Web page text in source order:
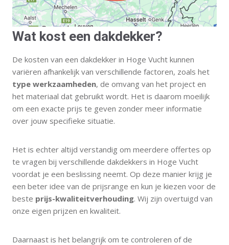
Wat kost een dakdekker?
De kosten van een dakdekker in Hoge Vucht kunnen
variëren afhankelijk van verschillende factoren, zoals het
type werkzaamheden, de omvang van het project en
het materiaal dat gebruikt wordt. Het is daarom moeilijk
om een exacte prijs te geven zonder meer informatie
over jouw specifieke situatie.
Het is echter altijd verstandig om meerdere offertes op
te vragen bij verschillende dakdekkers in Hoge Vucht
voordat je een beslissing neemt. Op deze manier krijg je
een beter idee van de prijsrange en kun je kiezen voor de
beste prijs-kwaliteitverhouding. Wij zijn overtuigd van
onze eigen prijzen en kwaliteit.
Daarnaast is het belangrijk om te controleren of de